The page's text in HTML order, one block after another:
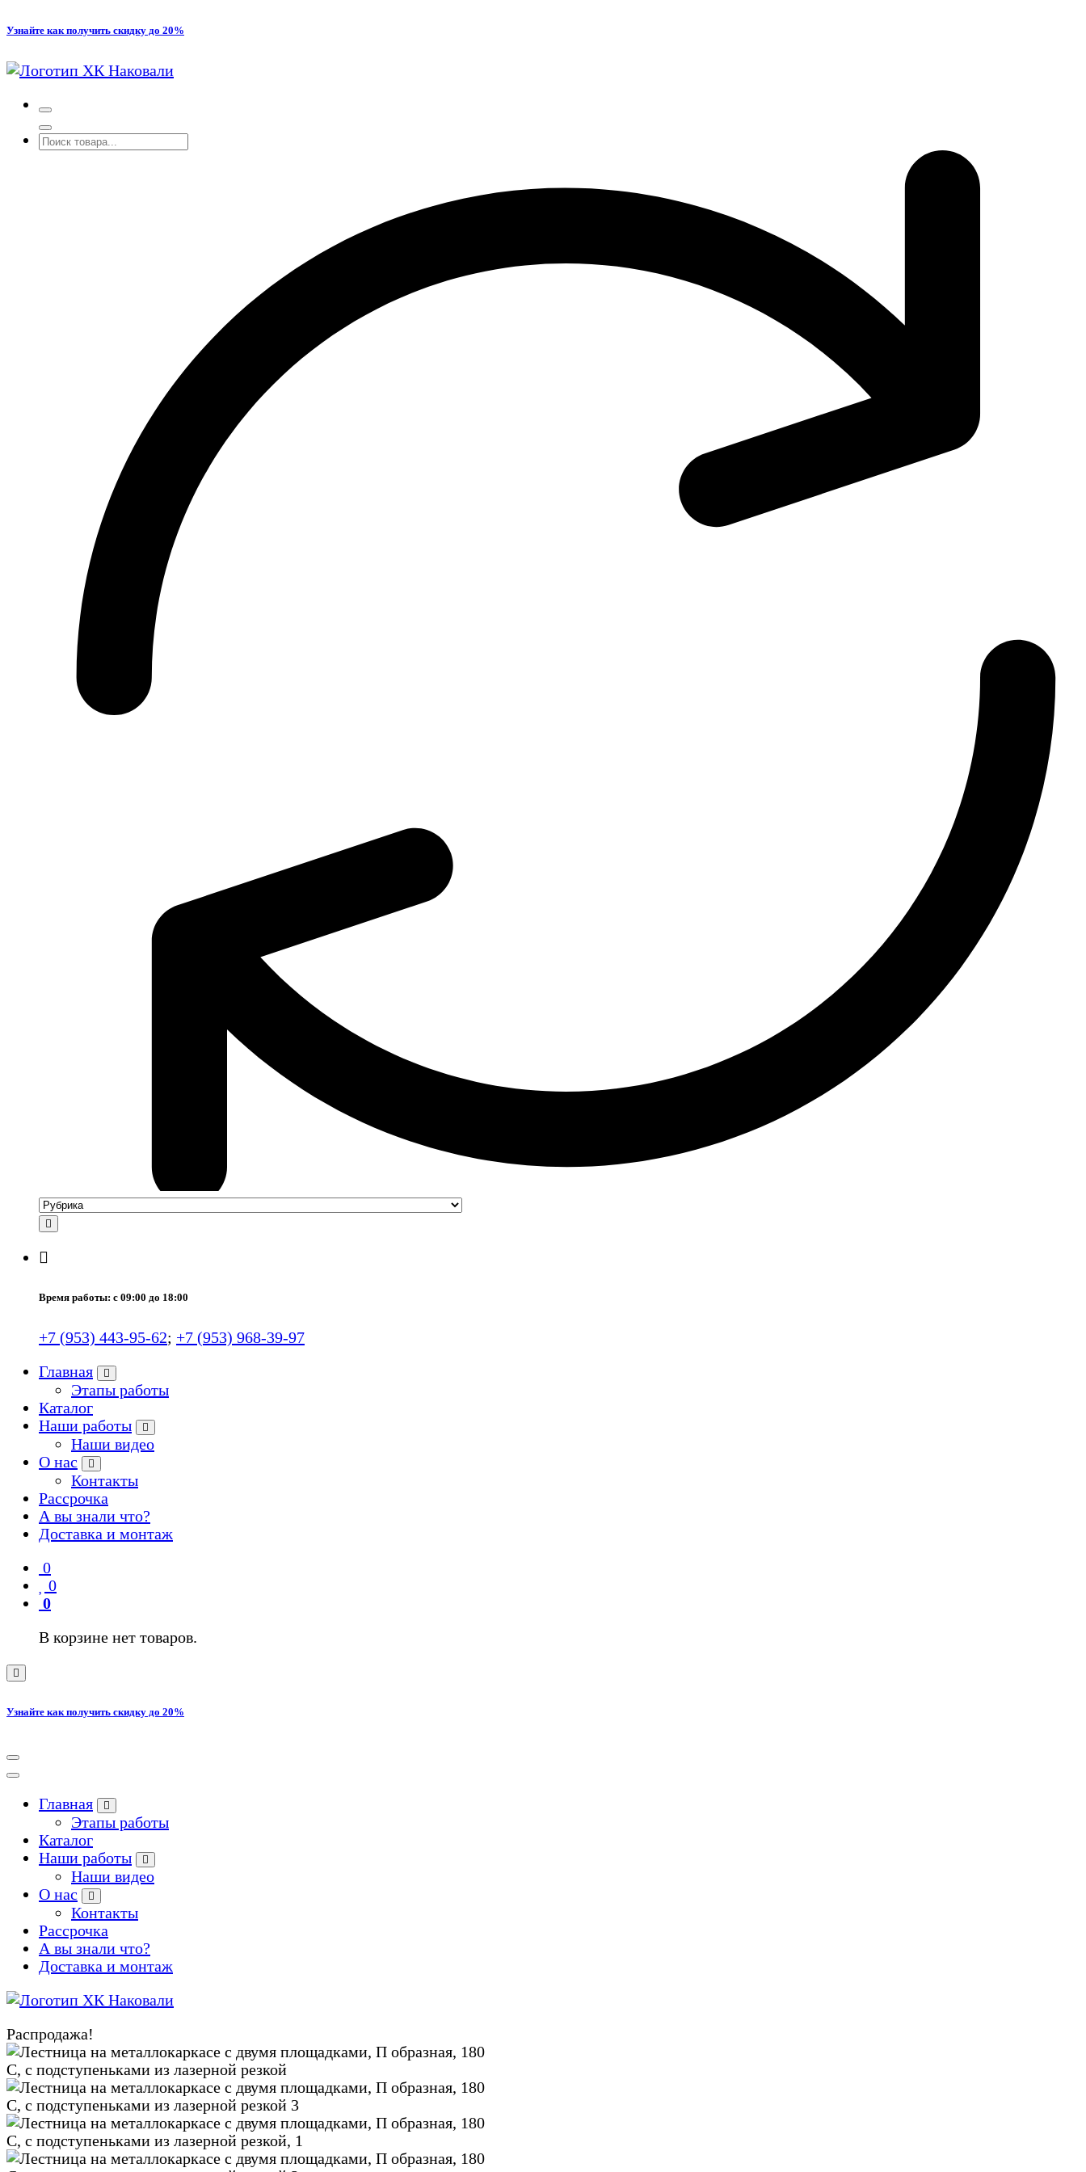
Перейти
содержимому
Узнайте как получить скидку до 20%
Время работы: с 09:00 до 18:00
+7 (953) 443-95-62; +7 (953) 968-39-97
Главная
Этапы работы
Каталог
Наши работы
Наши видео
О нас
Контакты
Рассрочка
А вы знали что?
Доставка и монтаж
0
0
0
В корзине нет товаров.
Узнайте как получить скидку до 20%
Главная
Этапы работы
Каталог
Наши работы
Наши видео
О нас
Контакты
Рассрочка
А вы знали что?
Доставка и монтаж
Распродажа!
Zoom